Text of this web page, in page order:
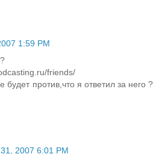
1:59 PM
friends/
против,что я ответил за него ?
2007 6:01 PM